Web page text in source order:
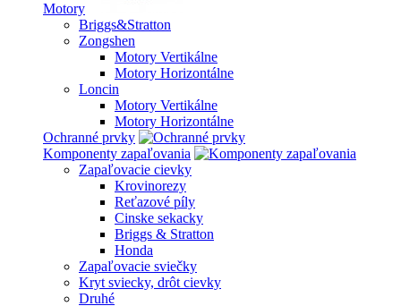
Motory
Briggs&Stratton
Zongshen
Motory Vertikálne
Motory Horizontálne
Loncin
Motory Vertikálne
Motory Horizontálne
Ochranné prvky
Komponenty zapaľovania
Zapaľovacie cievky
Krovinorezy
Reťazové píly
Cinske sekacky
Briggs & Stratton
Honda
Zapaľovacie sviečky
Kryt sviecky, drôt cievky
Druhé